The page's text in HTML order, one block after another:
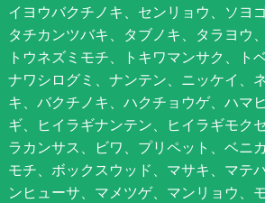
イヨウバクチノキ、センリョウ、ソヨ
タチカンツバキ、タブノキ、タラヨウ
トウネズミモチ、トキワマンサク、ト
ナワシログミ、ナンテン、ニッケイ、
キ、バクチノキ、ハクチョウゲ、ハマ
ギ、ヒイラギナンテン、ヒイラギモク
ラカンサス、ビワ、プリペット、ベニ
モチ、ボックスウッド、マサキ、マテ
ンヒューサ、マメツゲ、マンリョウ、